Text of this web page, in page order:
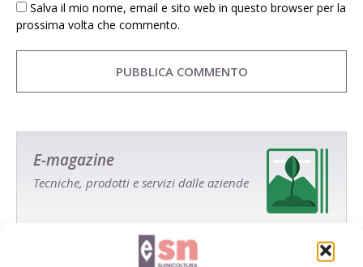
Salva il mio nome, email e sito web in questo browser per la
prossima volta che commento.
E-magazine
Tecniche, prodotti e servizi dalle aziende